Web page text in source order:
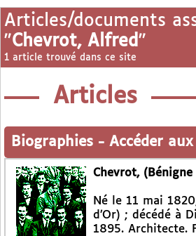
Articles/documents
"Chevrot, Alfred "
1 article trouvé dans ce site
Articles
Biographies - Accéder
Chevrot,
Né le 11 mai
d’Or) ; décédé à
1895. Architecte.